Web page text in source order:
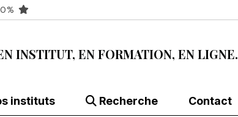
INSTITUT, EN FORMATION, EN LIGNE.
instituts Recherche Contact